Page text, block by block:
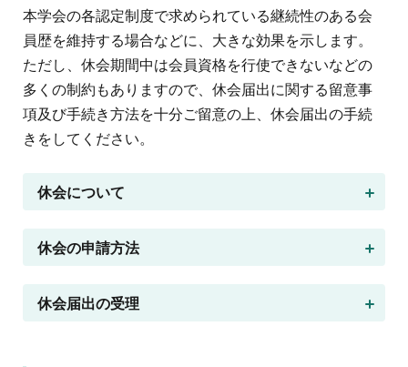
本学会の各認定制度で求められている継続性のある会
員歴を維持する場合などに、大きな効果を示します。
ただし、休会期間中は会員資格を行使できないなどの
多くの制約もありますので、休会届出に関する留意事
項及び手続き方法を十分ご留意の上、休会届出の手続
きをしてください。
休会について
休会の申請方法
休会届出の受理